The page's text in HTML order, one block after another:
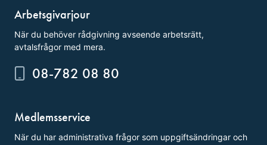
Arbetsgivarjour
När du behöver rådgivning avseende arbetsrätt,
avtalsfrågor med mera.
08-782 08 80
Medlemsservice
När du har administrativa frågor som uppgiftsändringar och